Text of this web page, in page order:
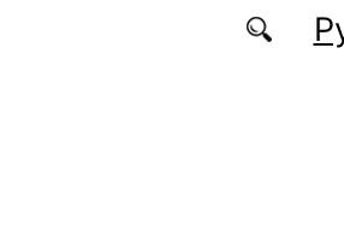
Перейти к основному